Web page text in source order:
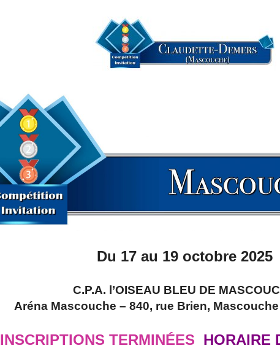
Du 17 au 19 octobre 2025
C.P.A. l’OISEAU BLEU DE
Aréna Mascouche – 840, rue Brien,
INSCRIPTIONS TERMINÉES HORAIRE